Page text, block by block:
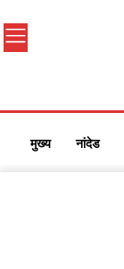
मुख्य नांदेड